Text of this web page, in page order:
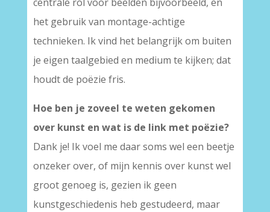
het gebruik van montage-achtige
technieken. Ik vind het belangrijk om buiten
je eigen taalgebied en medium te kijken; dat
houdt de poëzie fris.
Hoe ben je zoveel te weten gekomen
over kunst en wat is de link met poëzie?
Dank je! Ik voel me daar soms wel een beetje
onzeker over, of mijn kennis over kunst wel
groot genoeg is, gezien ik geen
kunstgeschiedenis heb gestudeerd, maar